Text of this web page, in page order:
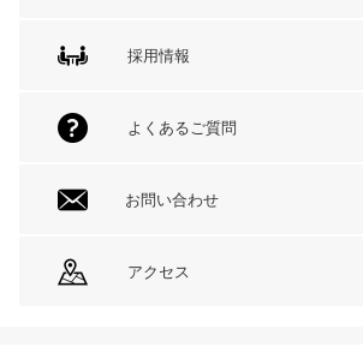
採用情報
よくあるご質問
お問い合わせ
アクセス